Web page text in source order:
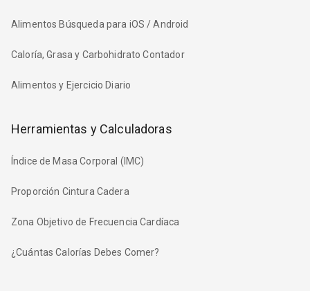
Alimentos Búsqueda para iOS / Android
Caloría, Grasa y Carbohidrato Contador
Alimentos y Ejercicio Diario
Herramientas y Calculadoras
Índice de Masa Corporal (IMC)
Proporción Cintura Cadera
Zona Objetivo de Frecuencia Cardíaca
¿Cuántas Calorías Debes Comer?